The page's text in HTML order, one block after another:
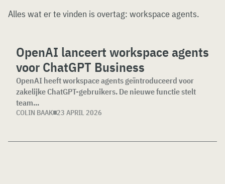
Alles wat er te vinden is overtag: workspace agents.
OpenAI lanceert workspace agents
voor ChatGPT Business
OpenAI heeft workspace agents geïntroduceerd voor
zakelijke ChatGPT-gebruikers. De nieuwe functie stelt
team...
COLIN BAAK 23 APRIL 2026